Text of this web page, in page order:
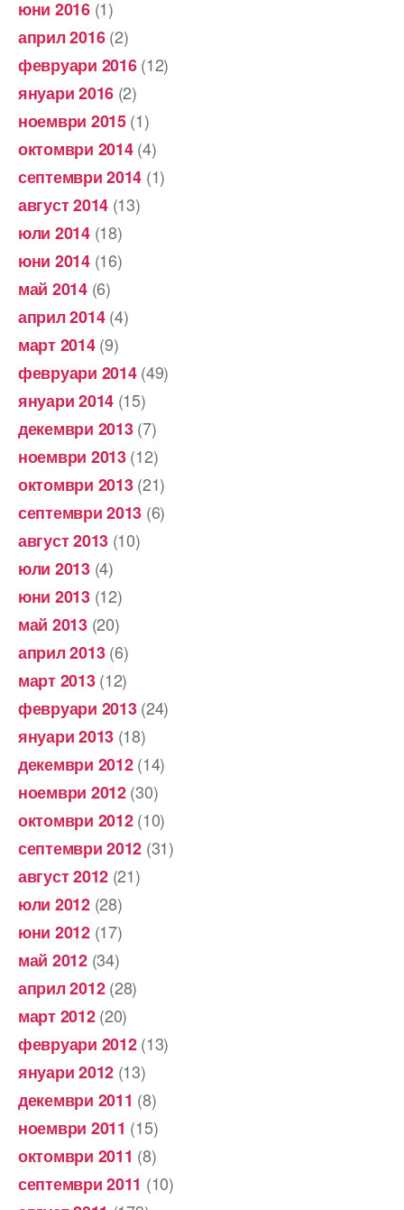
юни 2016(1)
април 2016(2)
февруари 2016(12)
януари 2016 (2)
ноември 2015(1)
октомври 2014(4)
септември 2014 (1)
август 2014 (13)
юли 2014(18)
юни 2014(16)
май 2014(6)
април 2014(4)
март 2014(9)
февруари 2014(49)
януари 2014 (15)
декември 2013(7)
ноември 2013(12)
октомври 2013(21)
септември 2013 (6)
август 2013 (10)
юли 2013(4)
юни 2013(12)
май 2013(20)
април 2013(6)
март 2013(12)
февруари 2013(24)
януари 2013 (18)
декември 2012(14)
ноември 2012(30)
октомври 2012(10)
септември 2012 (31)
август 2012 (21)
юли 2012(28)
юни 2012(17)
май 2012(34)
април 2012(28)
март 2012(20)
февруари 2012(13)
януари 2012 (13)
декември 2011 (8)
ноември 2011 (15)
октомври 2011 (8)
септември 2011 (10)